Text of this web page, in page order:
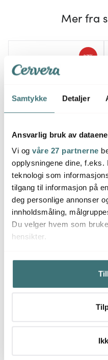
Samtykke Detaljer
Ansvarlig bruk av
Vi og våre 27 partnerne
opplysningene dine,
teknologi som
tilgang til informasjon på
deg personlige annonser
innholdsmåling,
Du velger hvem som
hensikter.
Hvis du gir oss lov, vil vi
Innhente informasjon
beliggenheten din,
Identifisere enheten
kan du
Mer fra
Kähler
Hammershøi
hvitvinsglass 35 cl 2 stk
grønn
244 kr
37%
Få på lager
Du